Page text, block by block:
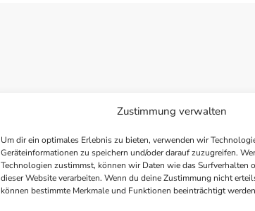
Zustimmung verwalten
Um dir ein optimales Erlebnis zu bieten, verwenden wir
Geräteinformationen zu speichern und/oder darauf zuzugreifen.
Technologien zustimmst, können wir Daten wie das Surfverhalten
dieser Website verarbeiten. Wenn du deine Zustimmung nicht
können bestimmte Merkmale und Funktionen beeinträchtigt